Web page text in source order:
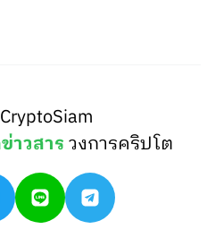
าวสารวงการคริปโต